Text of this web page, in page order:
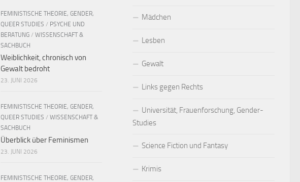
Mädchen
Lesben
Gewalt
Links gegen Rechts
Universität, Frauenforschung, Gender-
Studies
Science Fiction und Fantasy
Krimis
FEMINISTISCHE THEORIE, GENDER,
QUEER STUDIES / PSYCHE UND
BERATUNG / WISSENSCHAFT &
SACHBUCH
Weiblichkeit, chronisch von
Gewalt bedroht
23. JUNI 2026
FEMINISTISCHE THEORIE, GENDER,
QUEER STUDIES / WISSENSCHAFT &
SACHBUCH
Überblick über Feminismen
23. JUNI 2026
FEMINISTISCHE THEORIE, GENDER,